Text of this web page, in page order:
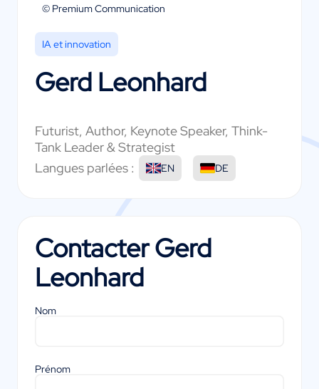
© Premium Communication
IA et innovation
Gerd Leonhard
Futurist, Author, Keynote Speaker, Think-
Tank Leader & Strategist
Langues parlées :
EN DE
ContacterGerd
Leonhard
Nom
Prénom